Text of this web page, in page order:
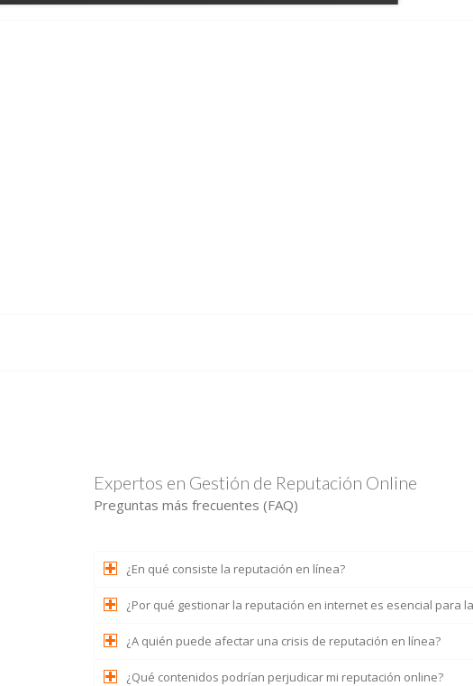
Expertos en Gestión de Reputación Online
Preguntas más frecuentes (FAQ)
¿En qué consiste la reputación en línea?
¿Por qué gestionar la reputación en internet es esencial para
¿A quién puede afectar una crisis de reputación en línea?
¿Qué contenidos podrían perjudicar mi reputación online?